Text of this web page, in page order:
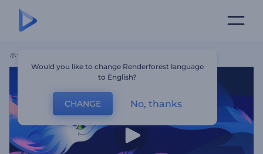
ホーム
Would you like to change Renderforest language
to English?
CHANGE No, thanks